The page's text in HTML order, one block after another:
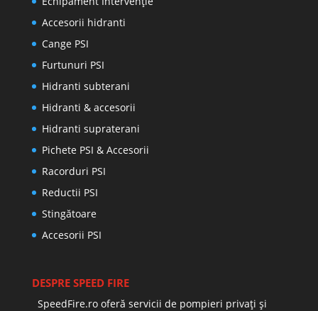
Accesorii hidranti
Cange PSI
Furtunuri PSI
Hidranti subterani
Hidranti & accesorii
Hidranti supraterani
Pichete PSI & Accesorii
Racorduri PSI
Reductii PSI
Stingătoare
Accesorii PSI
DESPRE SPEED FIRE
SpeedFire.ro oferă servicii de pompieri privați și